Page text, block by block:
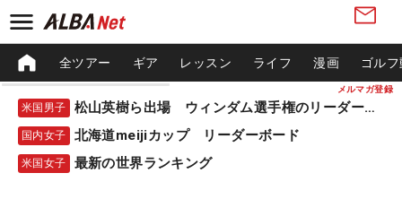
メルマガ登録
全ツアー ギア レッスン ライフ 漫画 ゴル
米国男子 松山英樹ら出場 ウィンダム選手権のリーダーボード
国内女子 北海道meijiカップ リーダーボード
米国女子 最新の世界ランキング